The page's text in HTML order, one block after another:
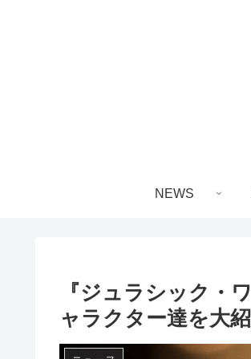
NEWS
『ジュラシック・
ャラクター達を大紹